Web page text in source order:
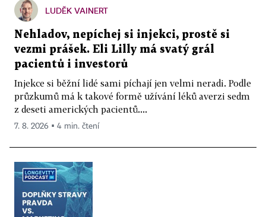
LUDĚK VAINERT
Nehladov, nepíchej si injekci, prostě si
vezmi prášek. Eli Lilly má svatý grál
pacientů i investorů
Injekce si běžní lidé sami píchají jen velmi neradi. Podle
průzkumů má k takové formě užívání léků averzi sedm
z deseti amerických pacientů....
7. 8. 2026 ▪ 4 min. čtení